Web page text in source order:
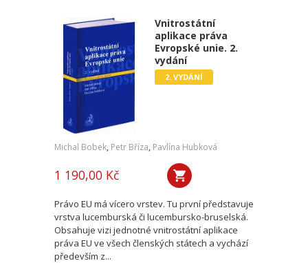
Vnitrostátní
aplikace práva
Evropské unie. 2.
vydání
2. VYDÁNÍ
Michal Bobek, Petr Bříza, Pavlína Hubková
1 190,00 Kč
Právo EU má vícero vrstev. Tu první představuje
vrstva lucemburská či lucembursko-bruselská.
Obsahuje vizi jednotné vnitrostátní aplikace
práva EU ve všech členských státech a vychází
především z...